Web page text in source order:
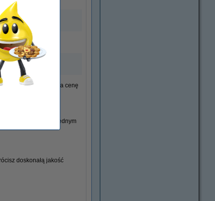
zwróć uwagę na cenę
sposób żeby za jednym
doskonałą jakość